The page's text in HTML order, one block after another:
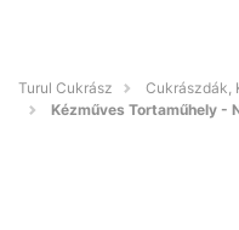
Turul Cukrász
Cukrászdák,
Kézműves Tortaműhely -